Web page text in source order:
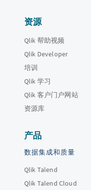
资源
Qlik 帮助视频
Qlik Developer
培训
Qlik 学习
Qlik 客户门户网站
资源库
产品
数据集成和质量
Qlik Talend
Qlik Talend Cloud